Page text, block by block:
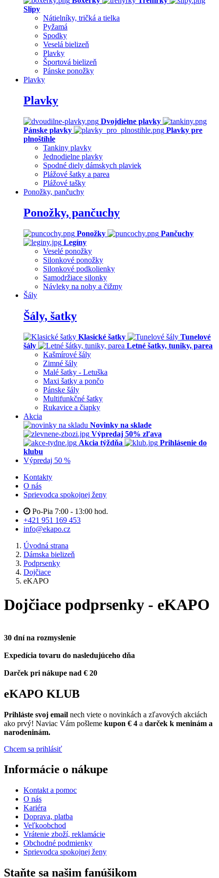
Slipy
Nátielníky, tričká a tielka
Pyžamá
Spodky
Veselá bielizeň
Plavky
Športová bielizeň
Pánske ponožky
Plavky
Plavky
Dvojdielne plavky
Pánske plavky
Plavky pre
plnoštíhle
Tankiny plavky
Jednodielne plavky
Spodné diely dámskych plaviek
Plážové šatky a parea
Plážové tašky
Ponožky, pančuchy
Ponožky, pančuchy
Ponožky
Pančuchy
Legíny
Veselé ponožky
Silonkové ponožky
Silonkové podkolienky
Samodržiace silonky
Návleky na nohy a čižmy
Šály
Šály, šatky
Klasické šatky
Tunelové
šály
Letné šatky, tuniky, parea
Kašmírové šály
Zimné šály
Malé šatky - Letuška
Maxi šatky a pončo
Pánske šály
Multifunkčné šatky
Rukavice a čiapky
Akcia
Novinky na sklade
Výpredaj 50% zľava
Akcia týždňa
Prihlásenie do
klubu
Výpredaj 50 %
Kontakty
O nás
Sprievodca spokojnej ženy
Po-Pia 7:00 - 13:00 hod.
+421 951 169 453
info@ekapo.cz
Úvodná strana
Dámska bielizeň
Podprsenky
Dojčiace
eKAPO
Dojčiace podprsenky - eKAPO
30 dní na rozmyslenie
Expedícia tovaru do nasledujúceho dňa
Darček pri nákupe nad € 20
eKAPO KLUB
Prihláste svoj email nech viete o novinkách a zľavových akciách
ako prvý! Naviac Vám pošleme kupon € 4 a darček k meninám a
narodeninám.
Chcem sa prihlásiť
Informácie o nákupe
Kontakt a pomoc
O nás
Kariéra
Doprava, platba
Veľkoobchod
Vrátenie zboží, reklamácie
Obchodné podmienky
Sprievodca spokojnej ženy
Staňte sa našim fanúšikom